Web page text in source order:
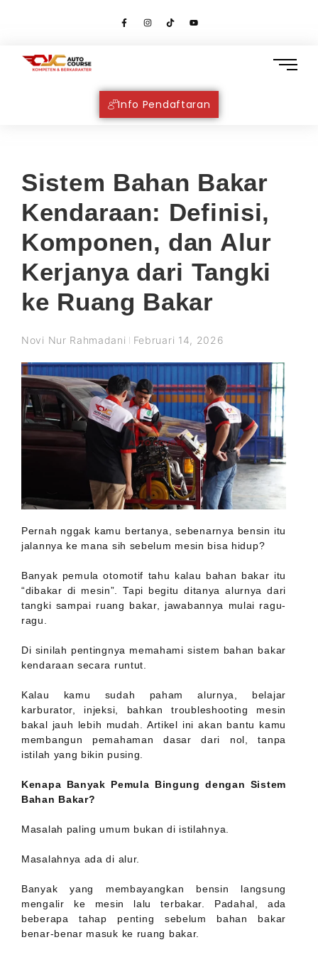
Info Pendaftaran
Sistem Bahan Bakar
Kendaraan: Definisi,
Komponen, dan Alur
Kerjanya dari Tangki
ke Ruang Bakar
Novi Nur Rahmadani Februari 14, 2026
Pernah nggak kamu bertanya, sebenarnya bensin itu
jalannya ke mana sih sebelum mesin bisa hidup?
Banyak pemula otomotif tahu kalau bahan bakar itu
“dibakar di mesin”. Tapi begitu ditanya alurnya dari
tangki sampai ruang bakar, jawabannya mulai ragu-
ragu.
Di sinilah pentingnya memahami sistem bahan bakar
kendaraan secara runtut.
Kalau kamu sudah paham alurnya, belajar
karburator, injeksi, bahkan troubleshooting mesin
bakal jauh lebih mudah. Artikel ini akan bantu kamu
membangun pemahaman dasar dari nol, tanpa
istilah yang bikin pusing.
Kenapa Banyak Pemula Bingung dengan Sistem
Bahan Bakar?
Masalah paling umum bukan di istilahnya.
Masalahnya ada di alur.
Banyak yang membayangkan bensin langsung
mengalir ke mesin lalu terbakar. Padahal, ada
beberapa tahap penting sebelum bahan bakar
benar-benar masuk ke ruang bakar.